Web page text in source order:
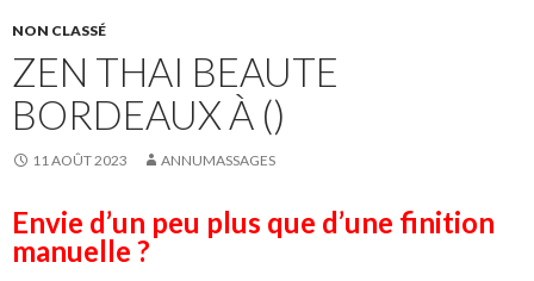
NON CLASSÉ
ZEN THAI BEAUTE
BORDEAUX À ()
11 AOÛT 2023 ANNUMASSAGES
Envie d’un peu plus que d’une finition
manuelle ?